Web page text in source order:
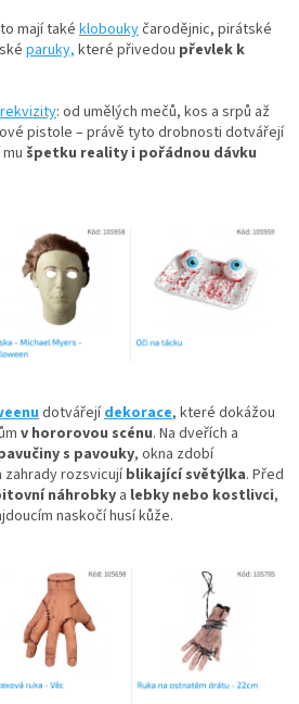
mají také kloboukyčarodějnic, pirátské
paruky, které přivedou převlek k
rekvizity: od umělých mečů, kos a srpů až
pistole – právě tyto drobnosti dotvářejí
špetku reality i pořádnou dávku
dotvářejídekorace, které dokážou
v hororovou scénu. Na dveřích a
s pavouky, okna zdobí
zahrady rozsvicujíblikající světýlka. Před
náhrobky a lebky nebo kostlivci,
naskočí husí kůže.